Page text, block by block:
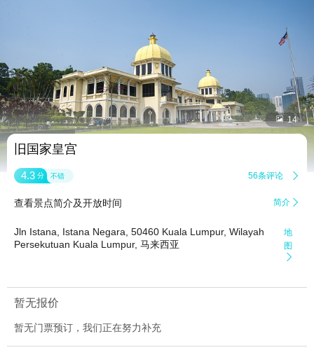
 14
旧国家皇宫
4.3 分 不错 56条评论 
查看景点简介及开放时间 简介 
Jln Istana, Istana Negara, 50460 Kuala Lumpur, Wilayah
Persekutuan Kuala Lumpur, 马来西亚
地
图

暂无报价
暂无门票预订，我们正在努力补充